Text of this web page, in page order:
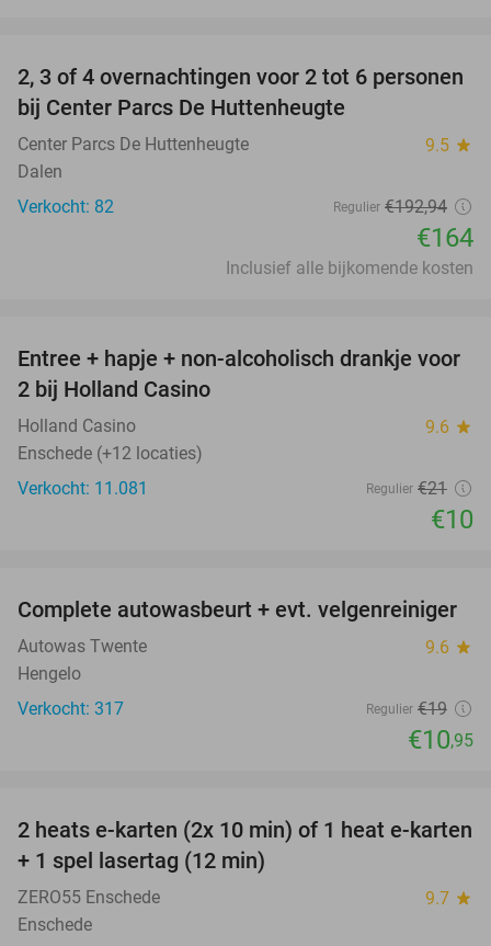
15%
2, 3 of 4 overnachtingen voor 2 tot 6 personen
bij Center Parcs De Huttenheugte
Center Parcs De Huttenheugte 9.5 star
Dalen
Verkocht: 82
Regulier €192,94
€164
Inclusief alle bijkomende kosten
52%
Entree + hapje + non-alcoholisch drankje voor
2 bij Holland Casino
Holland Casino 9.6 star
Enschede (+12 locaties)
Verkocht: 11.081
Regulier €21
€10
42%
Complete autowasbeurt + evt. velgenreiniger
Autowas Twente 9.6 star
Hengelo
Verkocht: 317
Regulier €19
€10,95
32%
2 heats e-karten (2x 10 min) of 1 heat e-karten
+ 1 spel lasertag (12 min)
ZERO55 Enschede 9.7 star
Enschede